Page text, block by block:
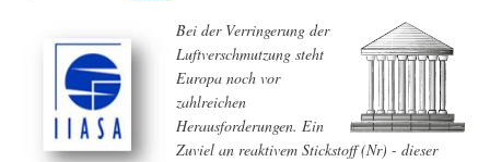
Bei der Verringerung der
Luftverschmutzung steht
Europa noch vor
zahlreichen
Herausforderungen. Ein
Zuviel an reaktivem Stickstoff (Nr) - dieser